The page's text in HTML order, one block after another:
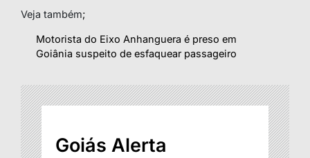
Veja também;
Motorista do Eixo Anhanguera é preso em
Goiânia suspeito de esfaquear passageiro
Goiás Alerta